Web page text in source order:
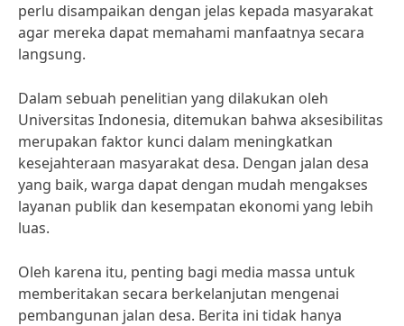
perlu disampaikan dengan jelas kepada masyarakat
agar mereka dapat memahami manfaatnya secara
langsung.
Dalam sebuah penelitian yang dilakukan oleh
Universitas Indonesia, ditemukan bahwa aksesibilitas
merupakan faktor kunci dalam meningkatkan
kesejahteraan masyarakat desa. Dengan jalan desa
yang baik, warga dapat dengan mudah mengakses
layanan publik dan kesempatan ekonomi yang lebih
luas.
Oleh karena itu, penting bagi media massa untuk
memberitakan secara berkelanjutan mengenai
pembangunan jalan desa. Berita ini tidak hanya